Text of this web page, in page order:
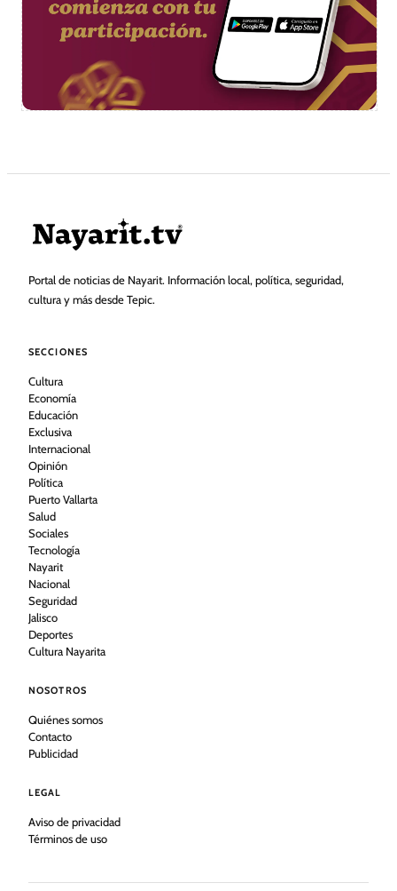
Portal de noticias de Nayarit. Información local, política, seguridad,
cultura y más desde Tepic.
SECCIONES
Cultura
Economía
Educación
Exclusiva
Internacional
Opinión
Política
Puerto Vallarta
Salud
Sociales
Tecnología
Nayarit
Nacional
Seguridad
Jalisco
Deportes
Cultura Nayarita
NOSOTROS
Quiénes somos
Contacto
Publicidad
LEGAL
Aviso de privacidad
Términos de uso